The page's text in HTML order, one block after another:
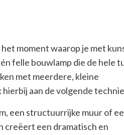
moment waarop je met
felle bouwlamp die de hele
met meerdere, kleine
aan de volgende
een structuurrijke muur of
creëert een dramatisch en